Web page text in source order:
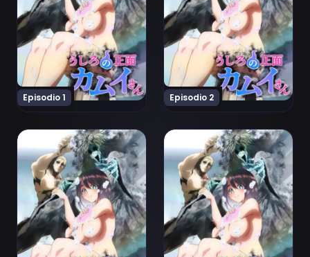
Episodio 1 Episodio 2
Ver Ushiro no Shoumen Kamui-san Episodio 3
Ver Ushiro no Shoumen